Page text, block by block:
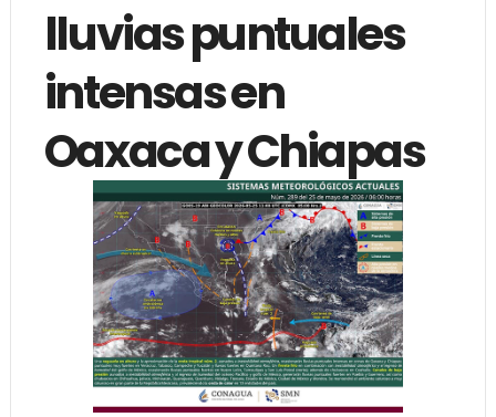
lluvias puntuales
intensas en
Oaxaca y Chiapas